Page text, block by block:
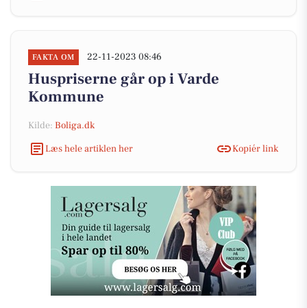
FAKTA OM 22-11-2023 08:46
Huspriserne går op i Varde
Kommune
Kilde: Boliga.dk
Læs hele artiklen her
Kopiér link